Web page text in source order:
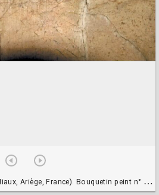
peint n° 27, paroi calcaire, galerie Cartailhac. Photo E. Demoulin/SESTA.